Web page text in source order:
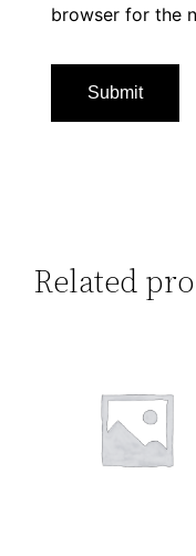
browser for the
Related